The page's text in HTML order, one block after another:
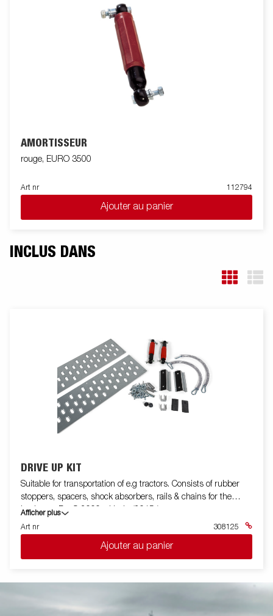
AMORTISSEUR
rouge, EURO 3500
Art nr 112794
Ajouter au panier
INCLUS DANS
DRIVE UP KIT
Suitable for transportation of e.g tractors. Consists of rubber
stoppers, spacers, shock absorbers, rails & chains for the
backstop. For S-2000 with tip (2015-)
Afficher plus
Art nr
308125
Ajouter au panier